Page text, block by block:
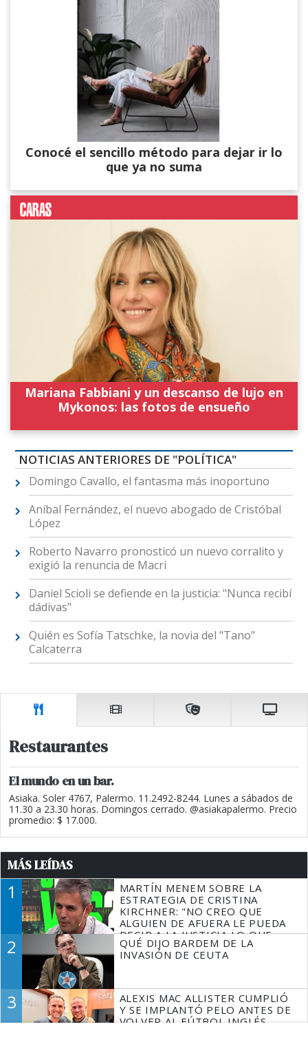
Conocé el sencillo método para dejar ir lo
que ya no suma
Mariana Fabbiani y un descanso de lujo en
Mykonos: las fotos de ensueño
NOTICIAS ANTERIORES DE "POLÍTICA"
Domingo Cavallo, el fantasma más inoportuno
Aníbal Fernández, el nuevo abogado de Cristóbal
López
Roberto Navarro pronosticó un nuevo corralito y
exigió la renuncia de Macri
Daniel Scioli se defiende en la justicia: "Nunca recibí
dádivas"
Quién es Sofía Tatschke, la novia del "Tano"
Calcaterra
Restaurantes
El mundo en un bar.
Asiaka. Soler 4767, Palermo. 11.2492-8244. Lunes a sábados de
11.30 a 23.30 horas. Domingos cerrado. @asiakapalermo. Precio
promedio: $ 17.000.
MÁS LEÍDAS
1
MARTÍN MENEM SOBRE LA
ESTRATEGIA DE CRISTINA
KIRCHNER: "NO CREO QUE
ALGUIEN DE AFUERA LE PUEDA
DECIR A LA JUSTICIA LO QUE
TIENE QUE HACER"
2
QUÉ DIJO BARDEM DE LA
INVASIÓN DE CEUTA
3
ALEXIS MAC ALLISTER CUMPLIÓ
Y SE IMPLANTÓ PELO ANTES DE
VOLVER AL FÚTBOL INGLÉS